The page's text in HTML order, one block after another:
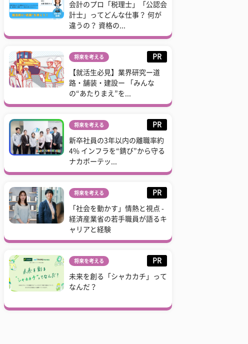
会計のプロ「税理士」「公認会
計士」ってどんな仕事？ 何が
違うの？ 資格の...
将来を考える PR
【就活生必見】業界研究ー道
路・舗装・建設ー 「みんな
の“あたりまえ”を...
将来を考える PR
新卒社員の3年以内の離職率約
4% インフラを“錆び”から守る
ナカボーテッ...
将来を考える PR
「社会を動かす」情熱と視点 -
経済産業省の若手職員が語るキ
ャリアと経験
将来を考える PR
未来を創る「シャカカチ」って
なんだ？